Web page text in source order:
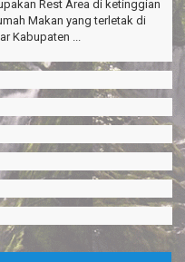
Rest Area di ketinggian
Makan yang terletak di
Kabupaten ...